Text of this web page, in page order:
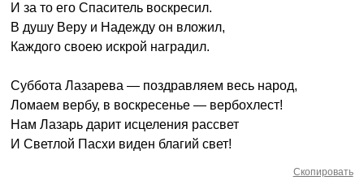
И за то его Спаситель воскресил.
В душу Веру и Надежду он вложил,
Каждого своею искрой наградил.
Суббота Лазарева — поздравляем весь народ,
Ломаем вербу, в воскресенье — вербохлест!
Нам Лазарь дарит исцеления рассвет
И Светлой Пасхи виден благий свет!
Скопировать